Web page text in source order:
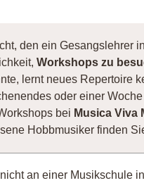
den ein Gesangslehrer
Workshops zu
lernt neues Repertoire
oder einer
bei Musica Viva
Hobbmusiker finden
an einer Musikschule